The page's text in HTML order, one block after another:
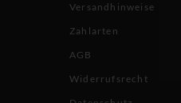
Versandhinweise
Zahlarten
AGB
Widerrufsrecht